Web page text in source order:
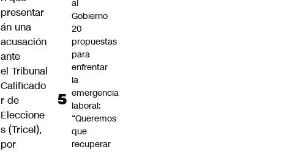
presentar
án una
acusación
ante
el Tribunal
Calificado
r de
Eleccione
s (Tricel),
por
al
Gobierno
20
propuestas
para
enfrentar
la
emergencia
laboral:
“Queremos
que
recuperar